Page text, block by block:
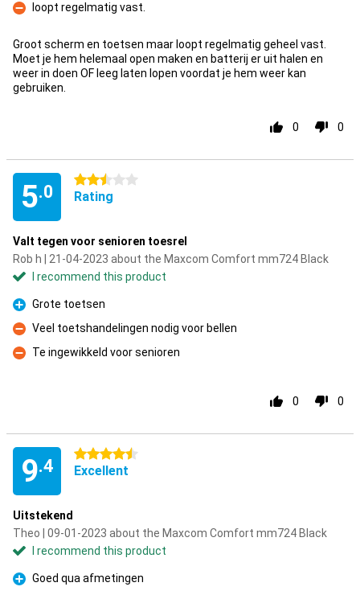
Con
loopt regelmatig vast.
Groot scherm en toetsen maar loopt regelmatig geheel vast.
Moet je hem helemaal open maken en batterij er uit halen en
weer in doen OF leeg laten lopen voordat je hem weer kan
gebruiken.
0 0
5.0
2.5 stars
Rating
Valt tegen voor senioren toesrel
Rob h | 21-04-2023 about the Maxcom Comfort mm724 Black
I recommend this product
Pro
Grote toetsen
Con
Veel toetshandelingen nodig voor bellen
Con
Te ingewikkeld voor senioren
0 0
9.4
4.5 stars
Excellent
Uitstekend
Theo | 09-01-2023 about the Maxcom Comfort mm724 Black
I recommend this product
Pro
Goed qua afmetingen